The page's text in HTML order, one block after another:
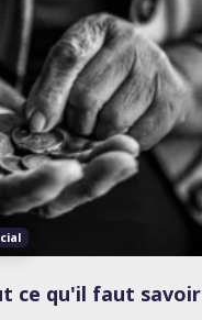
ce qu'il faut savoir